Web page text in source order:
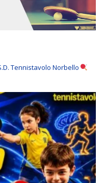
Tennistavolo Norbello